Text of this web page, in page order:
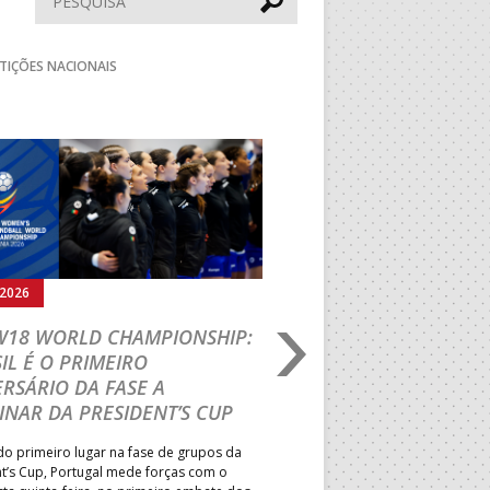
NACIONAIS
WORLD CHAMPIONSHIP:
É O PRIMEIRO
DA FASE A
DA PRESIDENT’S CUP
primeiro lugar na fase de grupos da
Cup, Portugal mede forças com o
05.08.2026
IHF W18 WORLD
JOÃO VAREJÃO
CURSO
TREINADORES NA
Treinador português João
integrado na EHF Experts
Seguinte